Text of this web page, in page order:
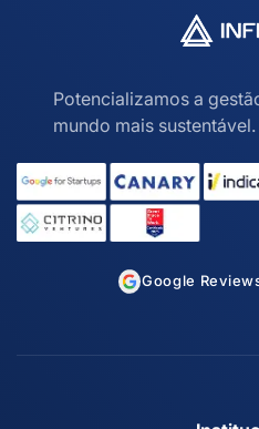
Potencializamos a
mundo mais sustentável.
Google